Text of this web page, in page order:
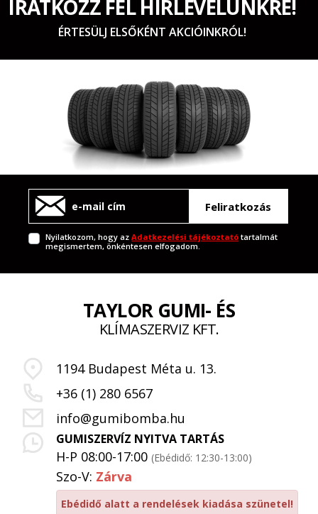
IRATKOZZ FEL HÍRLEVELÜNKRE!
ÉRTESÜLJ ELSŐKÉNT AKCIÓINKRÓL!
Feliratkozás
Nyilatkozom, hogy azAdatkezelési tájékoztató tartalmát
megismertem, önkéntesen elfogadom.
TAYLOR GUMI- ÉS
KLÍMASZERVIZ KFT.
1194 Budapest Méta u. 13.
+36 (1) 280 6567
info@gumibomba.hu
GUMISZERVÍZ NYITVA TARTÁS
H-P 08:00-17:00 (Ebédidő: 12:30-13:00)
Szo-V: Zárva
Ebédidő alatt a rendelések kiadása szünetel!